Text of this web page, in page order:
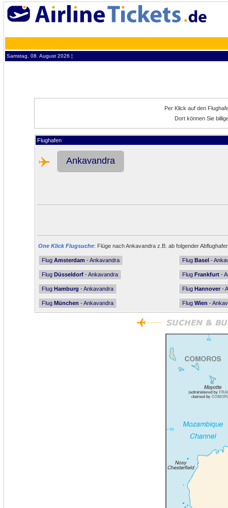
Samstag, 08. August 2026 ¦
Per Klick auf den
Dort können Sie
Flughafen
Ankavandra
One Klick Flugsuche: Flüge nach Ankavandra z.B. ab folgender
Flug Amsterdam - Ankavandra Flug Basel -
Flug Düsseldorf - Ankavandra Flug Frankfurt -
Flug Hamburg - Ankavandra Flug Hannover -
Flug München - Ankavandra Flug Wien -